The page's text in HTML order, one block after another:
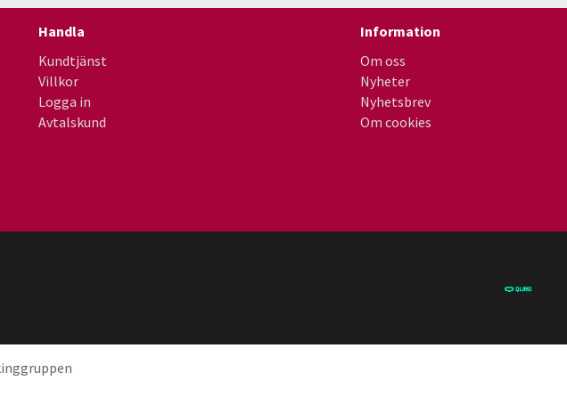
Handla
Kundtjänst
Villkor
Logga in
Avtalskund
Information
Om oss
Nyheter
Nyhetsbrev
Om cookies